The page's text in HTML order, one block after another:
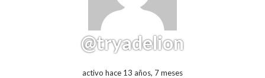
@tryadelion
activo hace 13 años, 7 meses